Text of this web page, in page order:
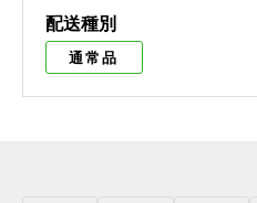
配送種別
通常品